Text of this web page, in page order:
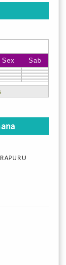
Sex Sab